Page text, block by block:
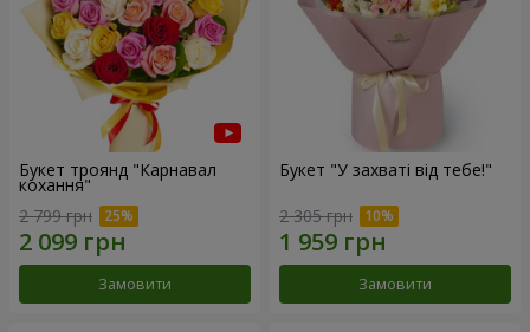
Букет троянд "Карнавал
кохання"
2 799 грн
Замовити
Букет "У захваті від тебе!"
2 305 грн
Замовити